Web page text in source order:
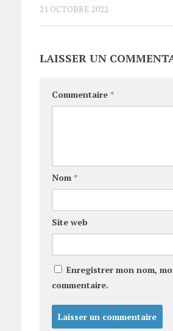
21 OCTOBRE 2022
LAISSER UN
Commentaire *
Nom *
Site web
Enregistrer mon nom,
commentaire.